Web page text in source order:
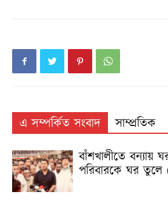
এ সম্পর্কিত সংবাদ
সাম্প্রতিক
বাঁশখালীতে বন্যায়
পরিবারকে ঘর তুলে